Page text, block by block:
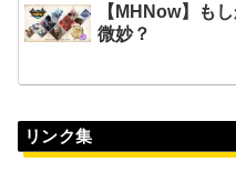
【MHNow】も
微妙？
リンク集